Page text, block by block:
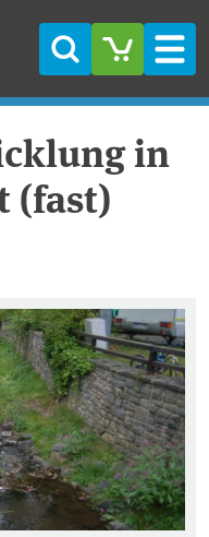
Suche
in
(fast)